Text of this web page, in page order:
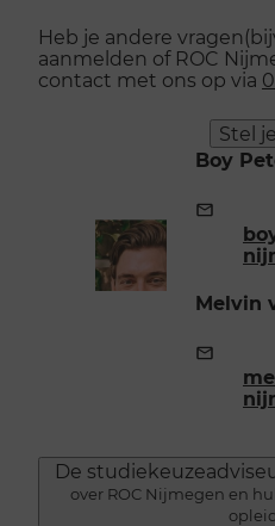
Heb je andere
aanmelden of ROC
contact met ons op via
Stel
Boy
Melvin
De
over ROC Nijmegen en